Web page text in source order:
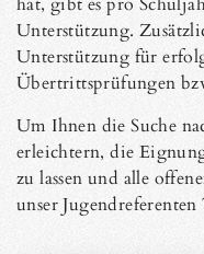
Unterstützung.
Unterstützung für
Übertrittsprüfungen
Um Ihnen die Suche
erleichtern, die
zu lassen und alle
unser